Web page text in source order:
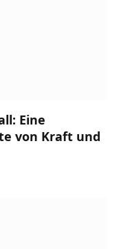
Eine
von Kraft und